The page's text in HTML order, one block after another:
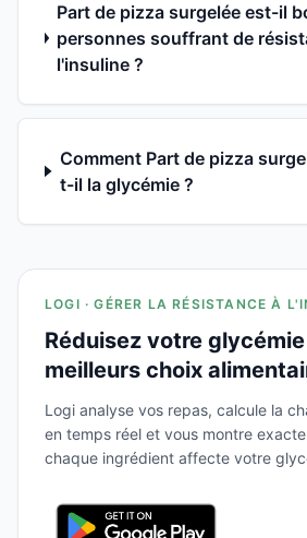
Part de pizza surgelée est-il
personnes souffrant de
l'insuline ?
Comment Part de pizza
t-il la glycémie ?
LOGI · GÉRER LA RÉSISTANCE À
Réduisez votre
meilleurs choix
Logi analyse vos repas, calcule la
en temps réel et vous montre
chaque ingrédient affecte votre